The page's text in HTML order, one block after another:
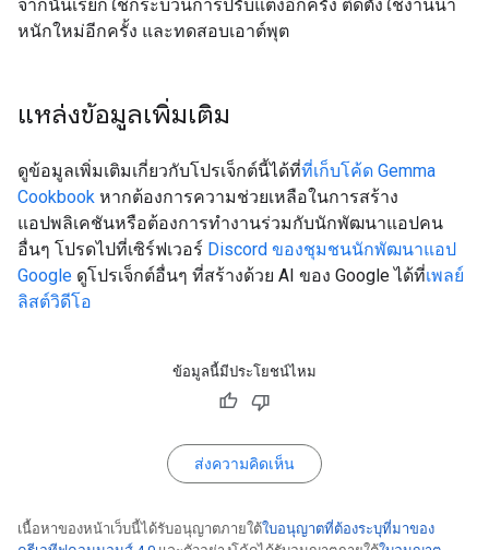
จากนั้นเรียกใช้กระบวนการปรับแต่งอีกครั้ง ติดตั้งใช้งานน้ำ
หนักใหม่อีกครั้ง และทดสอบเอาต์พุต
แหล่งข้อมูลเพิ่มเติม
ดูข้อมูลเพิ่มเติมเกี่ยวกับโปรเจ็กต์นี้ได้ที่ที่เก็บโค้ด Gemma
Cookbook หากต้องการความช่วยเหลือในการสร้าง
แอปพลิเคชันหรือต้องการทำงานร่วมกับนักพัฒนาแอปคน
อื่นๆ โปรดไปที่เซิร์ฟเวอร์ Discord ของชุมชนนักพัฒนาแอป
Google ดูโปรเจ็กต์อื่นๆ ที่สร้างด้วย AI ของ Google ได้ที่เพลย์
ลิสต์วิดีโอ
ข้อมูลนี้มีประโยชน์ไหม
ส่งความคิดเห็น
เนื้อหาของหน้าเว็บนี้ได้รับอนุญาตภายใต้ใบอนุญาตที่ต้องระบุที่มาของ